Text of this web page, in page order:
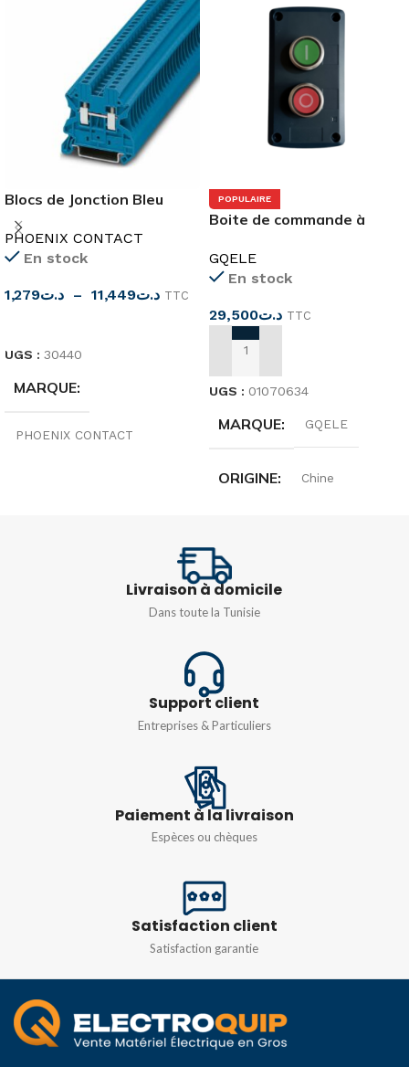
Blocs de Jonction Bleu
2.5mm²-35mm²
PHOENIX CONTACT
En stock
د.ت1,279 – د.ت11,449
TTC
UGS : 30440
MARQUE
PHOENIX CONTACT
, UT
UT 4BU
POPULAIRE
Boite de commande à
Marche/Arrêt
GQELE
En stock
د.ت29,500 TTC
AJOUTER AU PANIER
UGS : 01070634
MARQUE GQELE
ORIGINE Chine
AC400V/DC220V
Livraison à domicile
Dans toute la Tunisie
Support client
Entreprises & Particuliers
Paiement à la livraison
Espèces ou chèques
Satisfaction client
Satisfaction garantie